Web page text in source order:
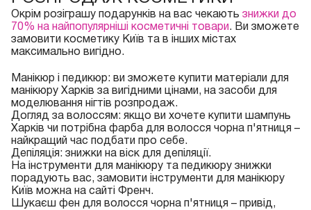
Окрім розіграшу подарунків на вас чекають знижки до
70% на найпопулярніші косметичні товари . Ви зможете
замовити косметику Київ та в інших містах
максимально вигідно.
Манікюр і педикюр: ви зможете купити матеріали для
манікюру Харків за вигідними цінами, на засоби для
моделювання нігтів розпродаж.
Догляд за волоссям: якщо ви хочете купити шампунь
Харків чи потрібна фарба для волосся чорна п'ятниця –
найкращий час подбати про себе.
Депіляція: знижки на віск для депіляції.
На інструменти для манікюру та педикюру знижки
порадують вас, замовити інструменти для манікюру
Київ можна на сайті Френч.
Шукаєш фен для волосся чорна п'ятниця – привід,